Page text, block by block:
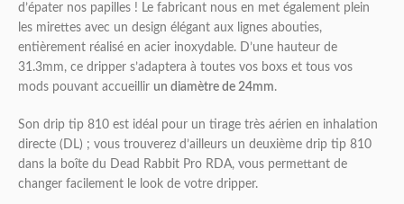
d’épater nos papilles ! Le fabricant nous en met également plein
les mirettes avec un design élégant aux lignes abouties,
entièrement réalisé en acier inoxydable. D’une hauteur de
31.3mm, ce dripper s’adaptera à toutes vos boxs et tous vos
mods pouvant accueillir un diamètre de 24mm.
Son drip tip 810 est idéal pour un tirage très aérien en inhalation
directe (DL) ; vous trouverez d’ailleurs un deuxième drip tip 810
dans la boîte du Dead Rabbit Pro RDA, vous permettant de
changer facilement le look de votre dripper.